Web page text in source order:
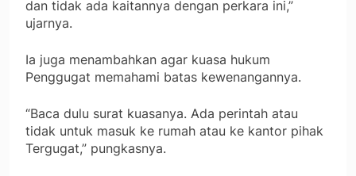
dan tidak ada kaitannya dengan perkara ini,”
ujarnya.
Ia juga menambahkan agar kuasa hukum
Penggugat memahami batas kewenangannya.
“Baca dulu surat kuasanya. Ada perintah atau
tidak untuk masuk ke rumah atau ke kantor pihak
Tergugat,” pungkasnya.